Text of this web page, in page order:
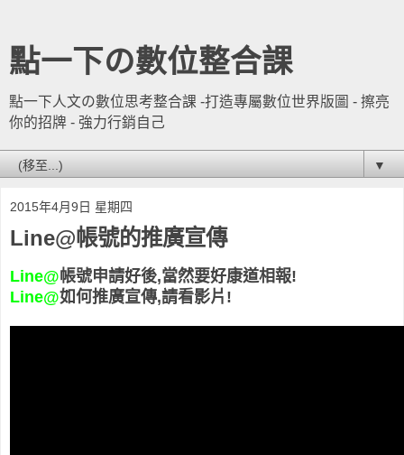
點一下の數位整合課
點一下人文の數位思考整合課 -打造專屬數位世界版圖 - 擦亮
你的招牌 - 強力行銷自己
▼
2015年4月9日 星期四
Line@帳號的推廣宣傳
Line@帳號申請好後,當然要好康道相報!
Line@如何推廣宣傳,請看影片!